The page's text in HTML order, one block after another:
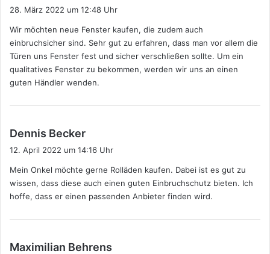
t
:
28. März 2022 um 12:48 Uhr
Wir möchten neue Fenster kaufen, die zudem auch
einbruchsicher sind. Sehr gut zu erfahren, dass man vor allem die
Türen uns Fenster fest und sicher verschließen sollte. Um ein
qualitatives Fenster zu bekommen, werden wir uns an einen
guten Händler wenden.
Dennis Becker
t
:
12. April 2022 um 14:16 Uhr
Mein Onkel möchte gerne Rolläden kaufen. Dabei ist es gut zu
wissen, dass diese auch einen guten Einbruchschutz bieten. Ich
hoffe, dass er einen passenden Anbieter finden wird.
Maximilian Behrens